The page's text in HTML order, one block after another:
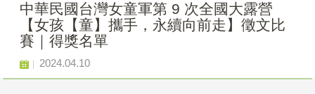
中華民國台灣女童軍第 9 次全國大露營
【女孩【童】攜手，永續向前走】徵文比
賽｜得獎名單
2024.04.10